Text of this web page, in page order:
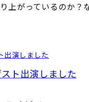
上がっているのか？
ト出演しました